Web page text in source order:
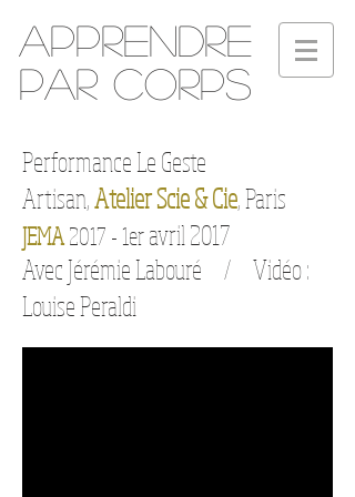
Apprendre
par corps
Performance Le Geste
Artisan,Atelier Scie & Cie, Paris
JEMA2017 - 1eravril 2017
Avec Jérémie Labouré / Vidéo :
Louise Peraldi